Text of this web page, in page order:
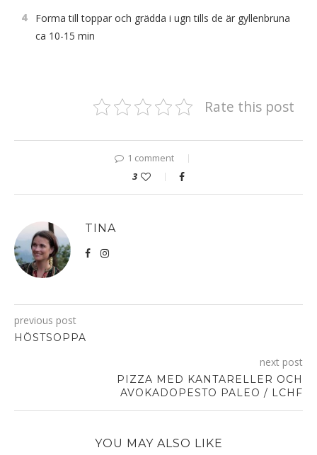
4
Forma till toppar och grädda i ugn tills de är gyllenbruna
ca 10-15 min
Rate this post
1 comment
3
TINA
previous post
HÖSTSOPPA
next post
PIZZA MED KANTARELLER OCH
AVOKADOPESTO PALEO / LCHF
YOU MAY ALSO LIKE